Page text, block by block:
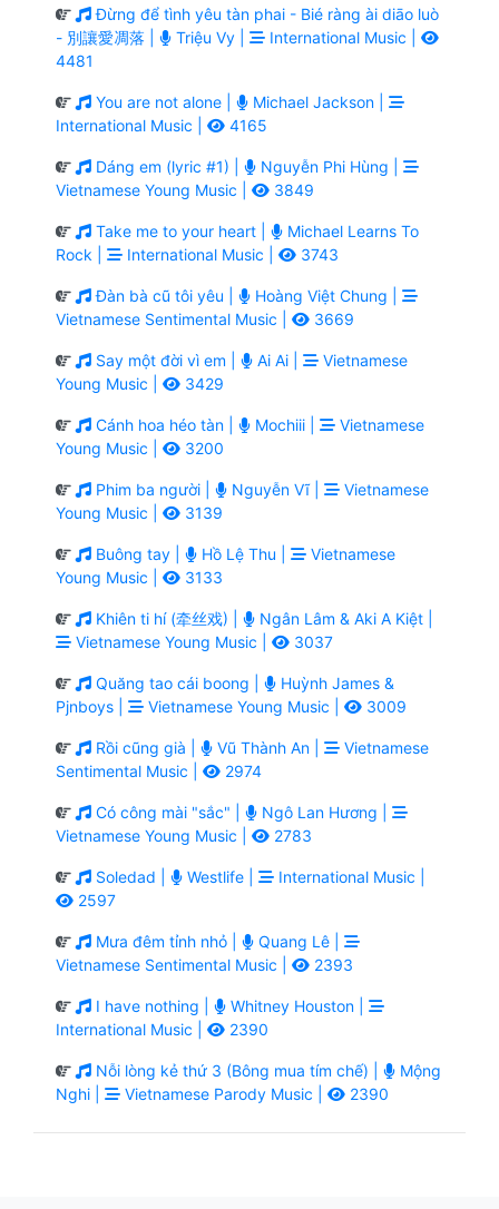
Đừng để tình yêu tàn phai - Bié ràng ài diāo luò
- 別讓愛凋落 |
Triệu Vy |
International Music |
4481
You are not alone |
Michael Jackson |
International Music |
4165
Dáng em (lyric #1) |
Nguyễn Phi Hùng |
Vietnamese Young Music |
3849
Take me to your heart |
Michael Learns To
Rock |
International Music | 3743
Đàn bà cũ tôi yêu |
Hoàng Việt Chung |
Vietnamese Sentimental Music |
3669
Say một đời vì em | Ai Ai |
Vietnamese
Young Music |
3429
Cánh hoa héo tàn | Mochiii |
Vietnamese
Young Music |
3200
Phim ba người | Nguyễn Vĩ |
Vietnamese
Young Music |
3139
Buông tay | Hồ Lệ Thu |
Vietnamese
Young Music |
3133
Khiên ti hí (牵丝戏) |
Ngân Lâm & Aki A Kiệt |
Vietnamese Young Music |
3037
Quăng tao cái boong |
Huỳnh James &
Pjnboys |
Vietnamese Young Music | 3009
Rồi cũng già | Vũ Thành An |
Vietnamese
Sentimental Music |
2974
Có công mài "sắc" |
Ngô Lan Hương |
Vietnamese Young Music |
2783
Soledad | Westlife |
International Music |
2597
Mưa đêm tỉnh nhỏ |
Quang Lê |
Vietnamese Sentimental Music |
2393
I have nothing |
Whitney Houston |
International Music |
2390
Nỗi lòng kẻ thứ 3 (Bông mua tím chế) |
Mộng
Nghi |
Vietnamese Parody Music | 2390